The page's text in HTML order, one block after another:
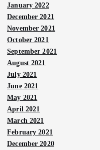
January 2022
December 2021
November 2021
October 2021
September 2021
August 2021
July 2021
June 2021
May 2021
April 2021
March 2021
February 2021
December 2020